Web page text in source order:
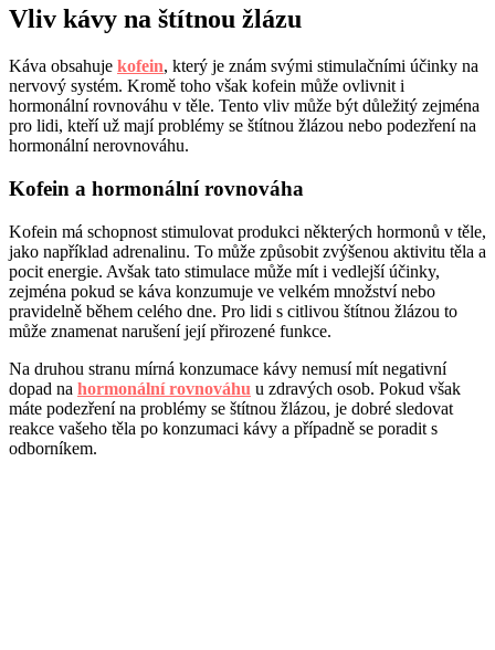
Vliv kávy na štítnou žlázu
Káva obsahuje kofein, který je znám svými stimulačními účinky na
nervový systém. Kromě toho však kofein může ovlivnit i
hormonální rovnováhu v těle. Tento vliv může být důležitý zejména
pro lidi, kteří už mají problémy se štítnou žlázou nebo podezření na
hormonální nerovnováhu.
Kofein a hormonální rovnováha
Kofein má schopnost stimulovat produkci některých hormonů v těle,
jako například adrenalinu. To může způsobit zvýšenou aktivitu těla a
pocit energie. Avšak tato stimulace může mít i vedlejší účinky,
zejména pokud se káva konzumuje ve velkém množství nebo
pravidelně během celého dne. Pro lidi s citlivou štítnou žlázou to
může znamenat narušení její přirozené funkce.
Na druhou stranu mírná konzumace kávy nemusí mít negativní
dopad na hormonální rovnováhu u zdravých osob. Pokud však
máte podezření na problémy se štítnou žlázou, je dobré sledovat
reakce vašeho těla po konzumaci kávy a případně se poradit s
odborníkem.